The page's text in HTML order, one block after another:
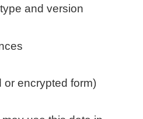
and version
or encrypted form)